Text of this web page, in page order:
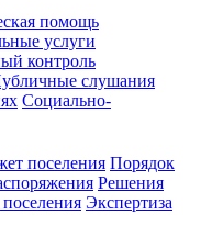
помощь
услуги
контроль
слушания
Социально-
поселения Порядок
Решения
поселения Экспертиза